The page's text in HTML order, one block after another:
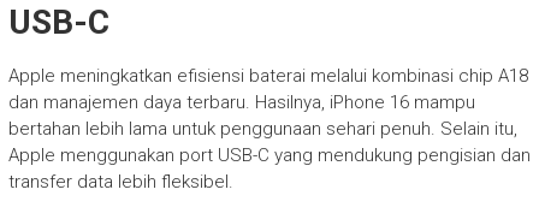
USB-C
Apple meningkatkan efisiensi baterai melalui kombinasi chip A18
dan manajemen daya terbaru. Hasilnya, iPhone 16 mampu
bertahan lebih lama untuk penggunaan sehari penuh. Selain itu,
Apple menggunakan port USB-C yang mendukung pengisian dan
transfer data lebih fleksibel.